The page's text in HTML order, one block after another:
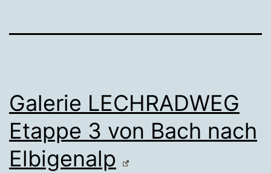
Galerie LECHRADWEG
Etappe 3 von Bach nach
Elbigenalp